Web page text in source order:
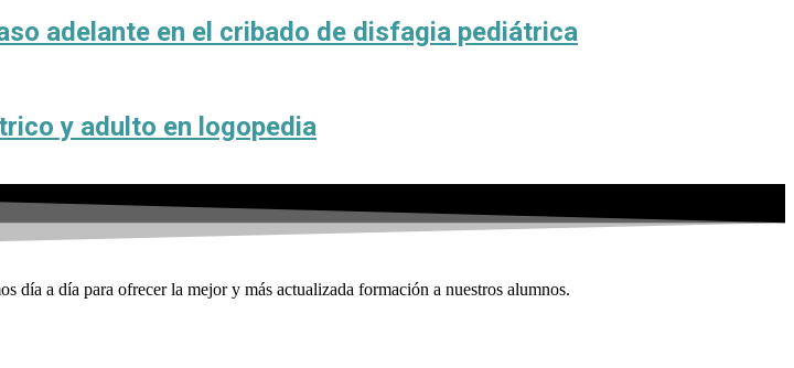
adelante en el cribado de disfagia pediátrica
y adulto en logopedia
día a día para ofrecer la mejor y más actualizada formación a nuestros alumnos.